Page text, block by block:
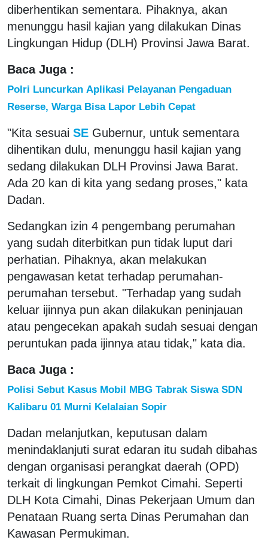
diberhentikan sementara. Pihaknya, akan
menunggu hasil kajian yang dilakukan Dinas
Lingkungan Hidup (DLH) Provinsi Jawa Barat.
Baca Juga :
Polri Luncurkan Aplikasi Pelayanan Pengaduan
Reserse, Warga Bisa Lapor Lebih Cepat
"Kita sesuai SE Gubernur, untuk sementara
dihentikan dulu, menunggu hasil kajian yang
sedang dilakukan DLH Provinsi Jawa Barat.
Ada 20 kan di kita yang sedang proses," kata
Dadan.
Sedangkan izin 4 pengembang perumahan
yang sudah diterbitkan pun tidak luput dari
perhatian. Pihaknya, akan melakukan
pengawasan ketat terhadap perumahan-
perumahan tersebut. "Terhadap yang sudah
keluar ijinnya pun akan dilakukan peninjauan
atau pengecekan apakah sudah sesuai dengan
peruntukan pada ijinnya atau tidak," kata dia.
Baca Juga :
Polisi Sebut Kasus Mobil MBG Tabrak Siswa SDN
Kalibaru 01 Murni Kelalaian Sopir
Dadan melanjutkan, keputusan dalam
menindaklanjuti surat edaran itu sudah dibahas
dengan organisasi perangkat daerah (OPD)
terkait di lingkungan Pemkot Cimahi. Seperti
DLH Kota Cimahi, Dinas Pekerjaan Umum dan
Penataan Ruang serta Dinas Perumahan dan
Kawasan Permukiman.